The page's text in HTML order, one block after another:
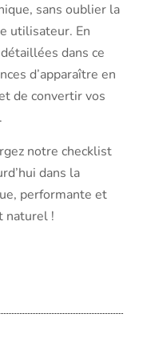
sans oublier la
utilisateur. En
dans ce
d’apparaître en
de convertir vos
notre checklist
dans la
performante et
naturel !